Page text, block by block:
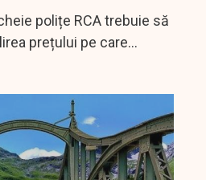
polițe RCA trebuie să
prețului pe care
proprietarii mașinilor de